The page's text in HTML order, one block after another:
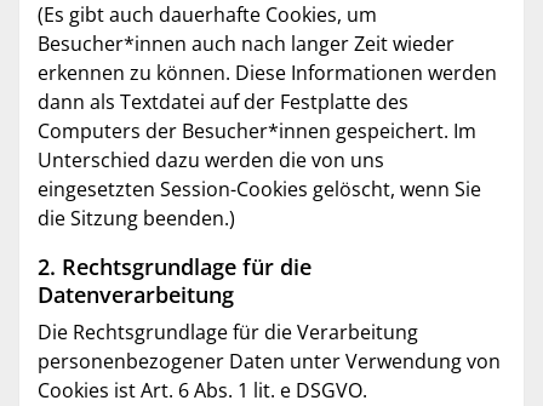
(Es gibt auch dauerhafte Cookies, um
Besucher*innen auch nach langer Zeit wieder
erkennen zu können. Diese Informationen werden
dann als Textdatei auf der Festplatte des
Computers der Besucher*innen gespeichert. Im
Unterschied dazu werden die von uns
eingesetzten Session-Cookies gelöscht, wenn Sie
die Sitzung beenden.)
2. Rechtsgrundlage für die
Datenverarbeitung
Die Rechtsgrundlage für die Verarbeitung
personenbezogener Daten unter Verwendung von
Cookies ist Art. 6 Abs. 1 lit. e DSGVO.